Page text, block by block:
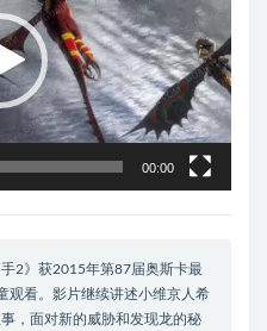
00:00
2》获2015年第87届奥斯卡最
观看。影片继续讲述小维京人希
，面对新的威胁和发现龙的秘